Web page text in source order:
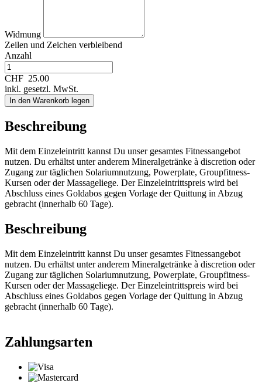
Widmung
Zeilen und Zeichen verbleibend
Anzahl
CHF 25.00
inkl. gesetzl. MwSt.
In den Warenkorb legen
Beschreibung
Mit dem Einzeleintritt kannst Du unser gesamtes Fitnessangebot
nutzen. Du erhältst unter anderem Mineralgetränke à discretion oder
Zugang zur täglichen Solariumnutzung, Powerplate, Groupfitness-
Kursen oder der Massageliege. Der Einzeleintrittspreis wird bei
Abschluss eines Goldabos gegen Vorlage der Quittung in Abzug
gebracht (innerhalb 60 Tage).
Beschreibung
Mit dem Einzeleintritt kannst Du unser gesamtes Fitnessangebot
nutzen. Du erhältst unter anderem Mineralgetränke à discretion oder
Zugang zur täglichen Solariumnutzung, Powerplate, Groupfitness-
Kursen oder der Massageliege. Der Einzeleintrittspreis wird bei
Abschluss eines Goldabos gegen Vorlage der Quittung in Abzug
gebracht (innerhalb 60 Tage).
Zahlungsarten